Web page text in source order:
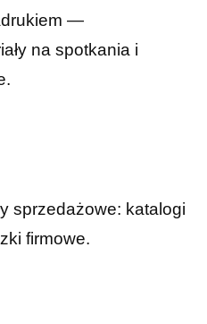
—
na spotkania i
sprzedażowe: katalogi
firmowe.